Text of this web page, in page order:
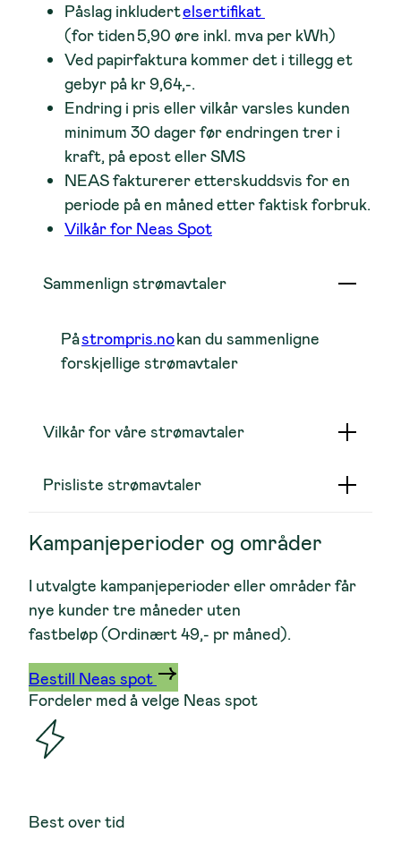
Påslag inkludertelsertifikat
(for tiden 5,90 øre inkl. mva per kWh)
Ved papirfaktura kommer det i tillegg et
gebyr på kr 9,64,-.
Endring i pris eller vilkår varsles kunden
minimum 30 dager før endringen trer i
kraft, på epost eller SMS
NEAS fakturerer etterskuddsvis for en
periode på en måned etter faktisk forbruk.
Vilkår for Neas Spot
Sammenlign strømavtaler
Påstrompris.nokan du sammenligne
forskjellige strømavtaler
Vilkår for våre strømavtaler
Prisliste strømavtaler
Kampanjeperioder og områder
I utvalgte kampanjeperioder eller områder får
nye kunder tre måneder uten
fastbeløp (Ordinært 49,- pr måned).
Bestill Neas spot
Fordeler med å velge Neas spot
Best over tid